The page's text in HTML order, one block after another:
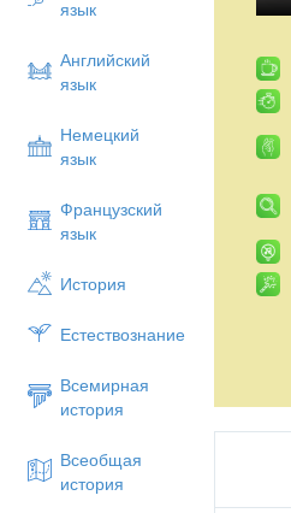
язык
Английский
язык
Немецкий
язык
Французский
язык
История
Естествознание
Всемирная
история
Всеобщая
история